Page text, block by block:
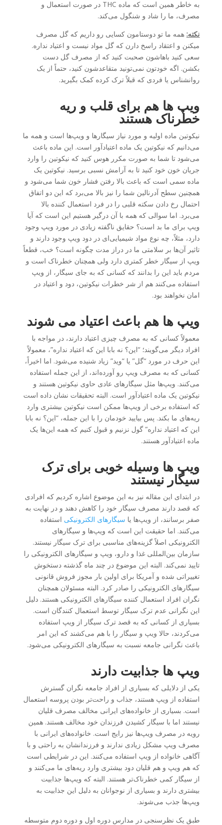
به خاطر همین است که ماده THC در صورت استعمال و
مصرف، ما را شاد و شنگول می‌کند.
نکته: همه ما تو دوستامون کسایی رو داریم که گل مصرف
میکنن و اعتقاد راسخ دارن که گل مواد نیست و اعتیاد نداره.
سعی کنید باهاشون صحبت کنید که از مصرف گل دست
بکشن. اگه خودتون نمی‌تونید متقاعدشون کنید، حتماً از یک
روانشناس یا فردی که قبلاً ترک کرده کمک بگیرید.
ویپ ها هم برای قلب و ریه
خطرناک هستند
نیکوتین ماده اولیه و مورد نیاز سیگارها و ویپ‌ها است و همه ما
می‌دانیم که نیکوتین یک ماده اعتیادآور است. این ماده باعث
می‌شود تا شما به صورت مکرر هوس کنید که نیکوتین را وارد
جریان خون خود کنید تا به آرامش نسبی برسید. نیکوتین یک
ماده سمی است که باعث بالا رفتن فشار خون شما می‌شود و
همچنین سطح آدرنالین شما را نیز بالا می‌برد که این دو اتفاق
احتمال رخ دادن سکته قلبی را در فرد استعمال کننده بالا
می‌برد. اما سوالی که همه با آن درگیر هستیم این است که آیا
ویپ برای ما بد است؟ حقایق ناگفته زیادی در مورد ویپ وجود
دارد، مثلاً، چه نوع مواد شیمیایی‌ای در دود ویپ وجود دارند و
تاثیر آن‌ها بر سلامتی ما در دراز مدت چگونه است؟ خب، قطعاً
ویپ از سیگار خطر کمتری دارد ولی همچنان خطرناک است و
مردم باید این را بدانند که کسانی که به جای سیگار، از ویپ
استفاده می‌کنند هم از شر خطرات نیکوتین، دود و اعتیاد در
امان نخواهند بود.
ویپ ها هم باعث اعتیاد می شوند
معمولاً کسانی که به مصرف چیزی اعتیاد دارند، در مواجه با
افراد دیگر می‌گویند؛ “این؟ نه بابا این که اعتیاد نداره”، معمولاً
این حرف در مورد “گل” یا “وید” زیاد شنیده می‌شود. اما اخیراً،
کسانی که به مصرف ویپ رو آورده‌اند، از این جمله استفاده
می‌کنند. ویپ‌ها مثل سیگارهای عادی حاوی نیکوتین هستند و
نیکوتین یک ماده اعتیادآور است. البته تحقیقات نشان داده است
که استفاده برخی از ویپ‌ها ممکن است نیکوتین بیشتری وارد
ریه‌های ما بکند. پس بیایید خودمان را با این جمله، “این؟ نه بابا
این که اعتیاد نداره” گول نزنیم و قبول کنیم که همه این‌ها یک
ماده اعتیادآور هستند.
ویپ ها وسیله خوبی برای ترک
سیگار نیستند
در ابتدای این مقاله نیز به این موضوع اشاره کردیم که افرادی
که قصد دارند مصرف سیگار خود را کاهش دهند و در نهایت به
صفر برسانند، از ویپ‌ها یا سیگارهای الکترونیکی استفاده
می‌کنند. اما حقیقت این است که ویپ‌ها و سیگارهای
الکترونیکی اصلاً گزینه‌های مناسبی برای ترک سیگار نیستند.
سازمان بین‌المللی غذا و دارو، ویپ‌ و سیگارهای الکترونیکی را
تایید نمی‌کند. البته این موضوع در چند ماه گذشته دستخوش
تغییراتی شده و آمریکا برای اولین بار مجوز فروش قانونی
سیگارهای الکترونیکی را صادر کرد. البته مسئولان همچنان
نگران افراد استعمال کننده سیگارهای الکترونیکی هستند. دلیل
این نگرانی عدم ترک سیگار توسط استعمال کنندگان است.
بسیاری از کسانی که به قصد ترک سیگار از ویپ استفاده
می‌کردند، حالا ویپ و سیگار را با هم می‌کشند که این امر
باعث نگرانی جامعه نسبت به سیگارهای الکترونیکی می‌شود.
ویپ ها جذابیت دارند
یکی از دلایلی که بسیاری از افراد جامعه نگران گسترش
استفاده از ویپ هستند، جذاب و راحت‌تر بودن پروسه استعمال
است. بسیاری از خانواده‌های ایرانی مخالف مصرف قلیان
نیستند اما با سیگار کشیدن فرزندان خود مخالف هستند. همین
رویه در مصرف ویپ‌ها نیز رایج است. خانواده‌های ایرانی با
مصرف ویپ مشکل زیادی ندارند و فرزندانشان به راحتی و با
آگاهی خانواده از ویپ استفاده می‌کنند. این در شرایطی است
که هم ویپ و هم قلیان دود بیشتری وارد ریه‌های ما می‌کنند و
از سیگار کمی خطرناک‌تر هستند. البته که ویپ‌ها جذابیت
بیشتری دارند و بسیاری از نوجوانان به دلیل این جذابیت به
ویپ‌ها جذب می‌شوند.
طبق یک نظرسنجی در مدارس دوره اول و دوره دوم متوسطه